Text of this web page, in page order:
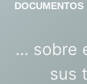
DOCUMENTOS
... sobre
sus